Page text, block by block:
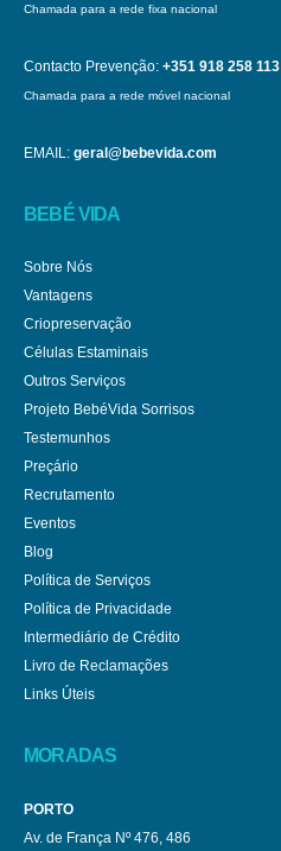
Chamada para a rede fixa nacional
Contacto Prevenção: +351 918 258 113
Chamada para a rede móvel nacional
EMAIL: geral@bebevida.com
BEBÉ VIDA
Sobre Nós
Vantagens
Criopreservação
Células Estaminais
Outros Serviços
Projeto BebéVida Sorrisos
Testemunhos
Preçário
Recrutamento
Eventos
Blog
Política de Serviços
Política de Privacidade
Intermediário de Crédito
Livro de Reclamações
Links Úteis
MORADAS
PORTO
Av. de França Nº 476, 486